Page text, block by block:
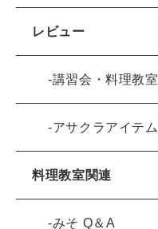
レビュー
講習会・料理教室
アサクラアイテム
料理教室関連
みそ Q＆A